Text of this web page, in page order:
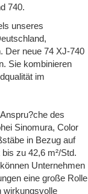
740.
unseres
neue 74 XJ-740
Sie kombinieren
im
des
Sinomura, Color
in Bezug auf
zu 42,6 m²/Std.
Unternehmen
eine große Rolle
wirkungsvolle